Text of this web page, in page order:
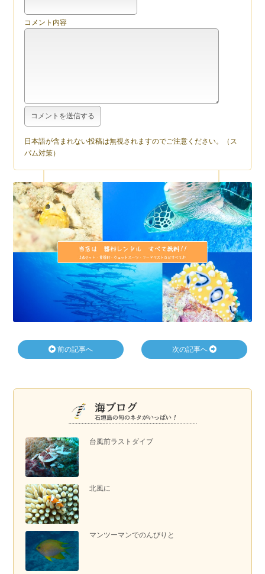
台風前ラストダイブ
北風に
マンツーマンでのんびりと
コメント内容
日本語が含まれない投稿は無視されますのでご注意ください。（ス
パム対策）
前の記事へ 次の記事へ